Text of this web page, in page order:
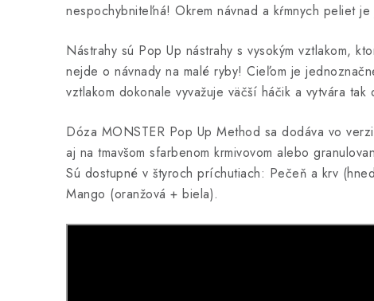
nespochybniteľná! Okrem návnad a kŕmnych peliet
Nástrahy sú Pop Up nástrahy s vysokým vztlakom,
nejde o návnady na malé ryby! Cieľom je
vztlakom dokonale vyvažuje väčší háčik a vytvára
Dóza MONSTER Pop Up Method sa dodáva vo
aj na tmavšom sfarbenom krmivovom alebo
Sú dostupné v štyroch príchutiach: Pečeň a krv
Mango (oranžová + biela).